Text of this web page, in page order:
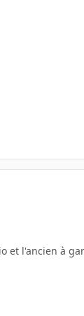
et l'ancien à